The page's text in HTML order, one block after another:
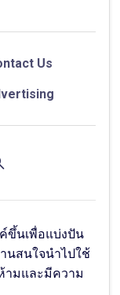
Us
ขึ้นเพื่อแบ่งปัน
นสนใจนำไปใช้
ามและมีความ